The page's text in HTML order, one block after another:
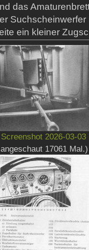
das
ein kleiner
Screenshot 2026-03-03
17061 Mal.)